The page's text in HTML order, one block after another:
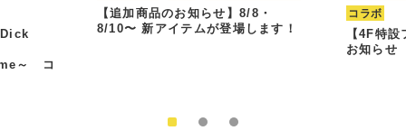
～ コ
【追加商品のお知らせ】8/8・
8/10〜 新アイテムが登場します！
コラボ
【4F特
お知らせ